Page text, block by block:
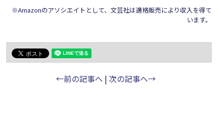
※Amazonのアソシエイトとして、文芸社は適格販売により収入を得て
います。
←前の記事へ | 次の記事へ→